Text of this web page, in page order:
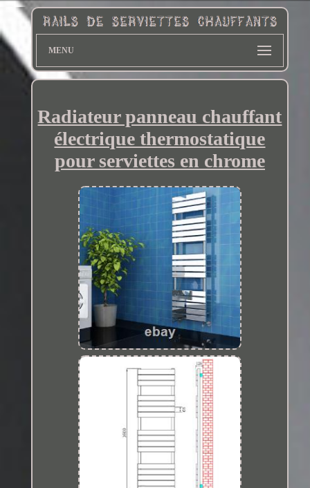
MENU
Radiateur panneau chauffant
électrique thermostatique
pour serviettes en chrome